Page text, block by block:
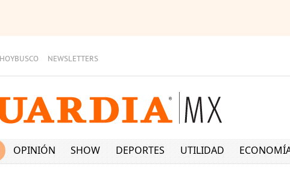
HOYBUSCO NEWSLETTERS
OPINIÓN SHOW DEPORTES UTILIDAD